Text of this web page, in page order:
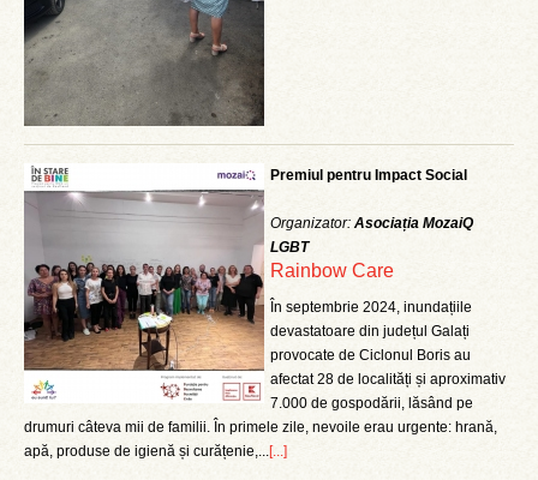
Premiul pentru Impact Social
Organizator: Asociația MozaiQ
LGBT
Rainbow Care
În septembrie 2024, inundațiile
devastatoare din județul Galați
provocate de Ciclonul Boris au
afectat 28 de localități și aproximativ
7.000 de gospodării, lăsând pe
drumuri câteva mii de familii. În primele zile, nevoile erau urgente: hrană,
apă, produse de igienă și curățenie,...[...]